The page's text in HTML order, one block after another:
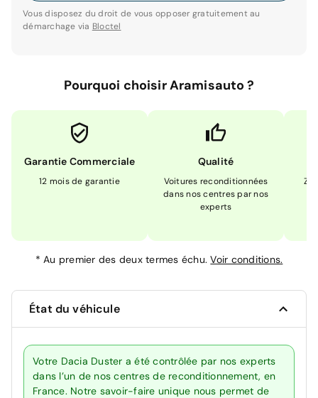
Vous disposez du droit de vous opposer gratuitement au
démarchage via Bloctel
Pourquoi choisir Aramisauto ?
Garantie Commerciale
12 mois de garantie
Qualité
Voitures reconditionnées
dans nos centres par nos
experts
*Au premier des deux termes échu.Voir conditions.
État du véhicule
Votre Dacia Duster a été contrôlée par nos experts
dans l’un de nos centres de reconditionnement, en
France. Notre savoir-faire unique nous permet de